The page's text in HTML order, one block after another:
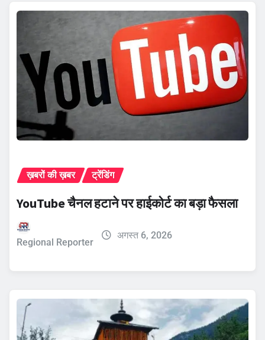
ख़बरों की ख़बर ट्रेंडिंग
YouTube चैनल हटाने पर हाईकोर्ट का बड़ा फैसला
Regional Reporter
अगस्त 6, 2026